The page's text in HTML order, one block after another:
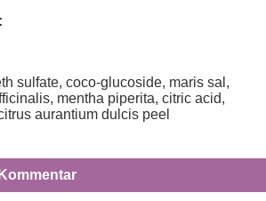
sulfate, coco-glucoside, maris sal,
mentha piperita, citric acid,
aurantium dulcis peel